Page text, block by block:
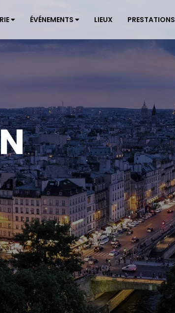
ÉVÉNEMENTS LIEUX PRESTATIONS